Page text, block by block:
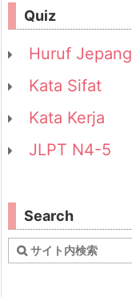
Quiz
Huruf Jepang
Kata Sifat
Kata Kerja
JLPT N4-5
Search